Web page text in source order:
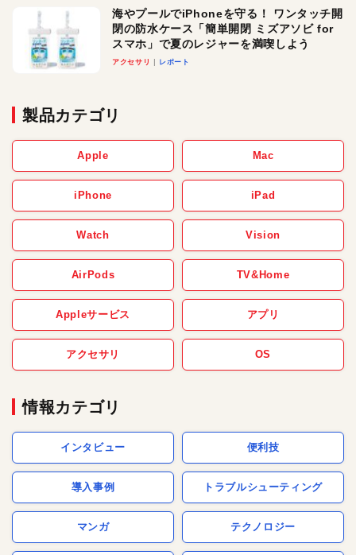
海やプールでiPhoneを守る！ ワンタッチ開
閉の防水ケース「簡単開閉 ミズアソビ for
スマホ」で夏のレジャーを満喫しよう
アクセサリ レポート
製品カテゴリ
Apple Mac
iPhone iPad
Watch Vision
AirPods TV&Home
Appleサービス アプリ
アクセサリ OS
情報カテゴリ
インタビュー 便利技
導入事例 トラブルシューティング
マンガ テクノロジー